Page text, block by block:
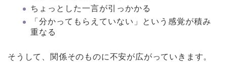
ちょっとした一言が引っかかる
「分かってもらえていない」という感覚が積み
重なる
そうして、関係そのものに不安が広がっていきます。